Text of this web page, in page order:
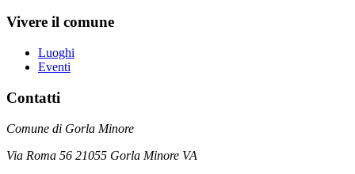
Vivere il comune
Luoghi
Eventi
Contatti
Comune di Gorla Minore
Via Roma 56 21055 Gorla Minore VA